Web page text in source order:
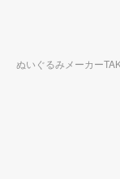
ぬいぐるみメーカー